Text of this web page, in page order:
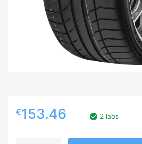
€153.46 2 laos